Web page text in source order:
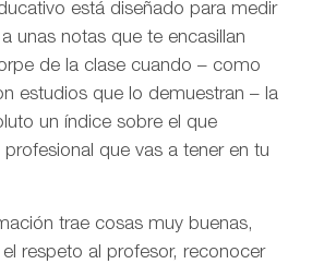
está diseñado para medir
unas notas que te encasillan
de la clase cuando – como
estudios que lo demuestran – la
un índice sobre el que
que vas a tener en tu
trae cosas muy buenas,
respeto al profesor, reconocer